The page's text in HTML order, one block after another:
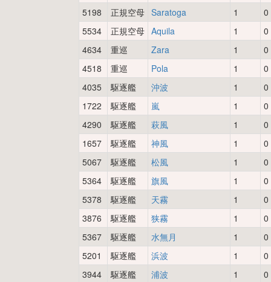
5198
正規空母 Saratoga 1
0
5534
正規空母 Aquila 1
0
4634
重巡 Zara 1
0
4518
重巡 Pola 1
0
4035
駆逐艦 沖波 1
0
1722
駆逐艦 嵐 1
0
4290
駆逐艦 萩風 1
0
1657
駆逐艦 神風 1
0
5067
駆逐艦 松風 1
0
5364
駆逐艦 旗風 1
0
5378
駆逐艦 天霧 1
0
3876
駆逐艦 狭霧 1
0
5367
駆逐艦 水無月 1
0
5201
駆逐艦 浜波 1
0
3944
駆逐艦 浦波 1
0